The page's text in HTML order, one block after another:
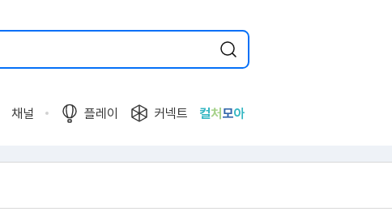
채널 플레이 커넥트 컬처 모아